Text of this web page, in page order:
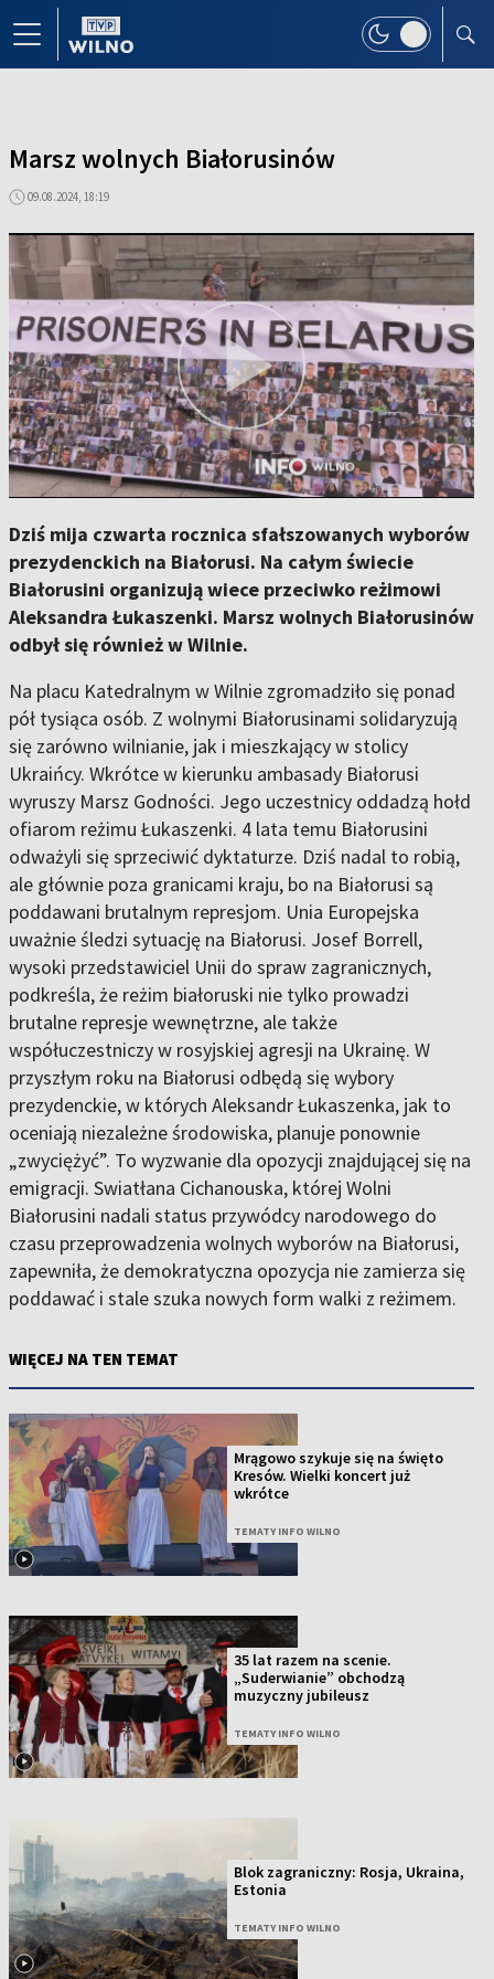
Marsz wolnych Białorusinów
09.08.2024, 18:19
Dziś mija czwarta rocznica sfałszowanych wyborów
prezydenckich na Białorusi. Na całym świecie
Białorusini organizują wiece przeciwko reżimowi
Aleksandra Łukaszenki. Marsz wolnych Białorusinów
odbył się również w Wilnie.
Na placu Katedralnym w Wilnie zgromadziło się ponad
pół tysiąca osób. Z wolnymi Białorusinami solidaryzują
się zarówno wilnianie, jak i mieszkający w stolicy
Ukraińcy. Wkrótce w kierunku ambasady Białorusi
wyruszy Marsz Godności. Jego uczestnicy oddadzą hołd
ofiarom reżimu Łukaszenki. 4 lata temu Białorusini
odważyli się sprzeciwić dyktaturze. Dziś nadal to robią,
ale głównie poza granicami kraju, bo na Białorusi są
poddawani brutalnym represjom. Unia Europejska
uważnie śledzi sytuację na Białorusi. Josef Borrell,
wysoki przedstawiciel Unii do spraw zagranicznych,
podkreśla, że reżim białoruski nie tylko prowadzi
brutalne represje wewnętrzne, ale także
współuczestniczy w rosyjskiej agresji na Ukrainę. W
przyszłym roku na Białorusi odbędą się wybory
prezydenckie, w których Aleksandr Łukaszenka, jak to
oceniają niezależne środowiska, planuje ponownie
„zwyciężyć”. To wyzwanie dla opozycji znajdującej się na
emigracji. Swiatłana Cichanouska, której Wolni
Białorusini nadali status przywódcy narodowego do
czasu przeprowadzenia wolnych wyborów na Białorusi,
zapewniła, że demokratyczna opozycja nie zamierza się
poddawać i stale szuka nowych form walki z reżimem.
WIĘCEJ NA TEN TEMAT
Mrągowo szykuje się na święto
Kresów. Wielki koncert już
wkrótce
TEMATY INFO WILNO
35 lat razem na scenie.
„Suderwianie” obchodzą
muzyczny jubileusz
TEMATY INFO WILNO
Blok zagraniczny: Rosja, Ukraina,
Estonia
TEMATY INFO WILNO